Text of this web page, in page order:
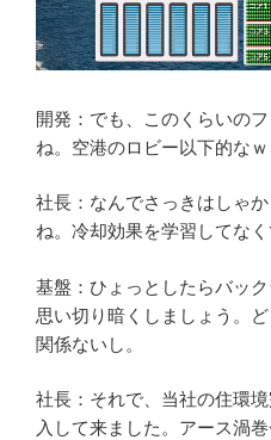
開発：でも、このくらいの
ね。空港のロビー以下的なｗ
社長：なんでさっきはしゃ
ね。冷却効果を学習してな
基盤：ひょっとしたらバッ
思い切り暗くしましょう。
関係ないし。
社長：それで、当社の住環
入して来ました。アース渦巻